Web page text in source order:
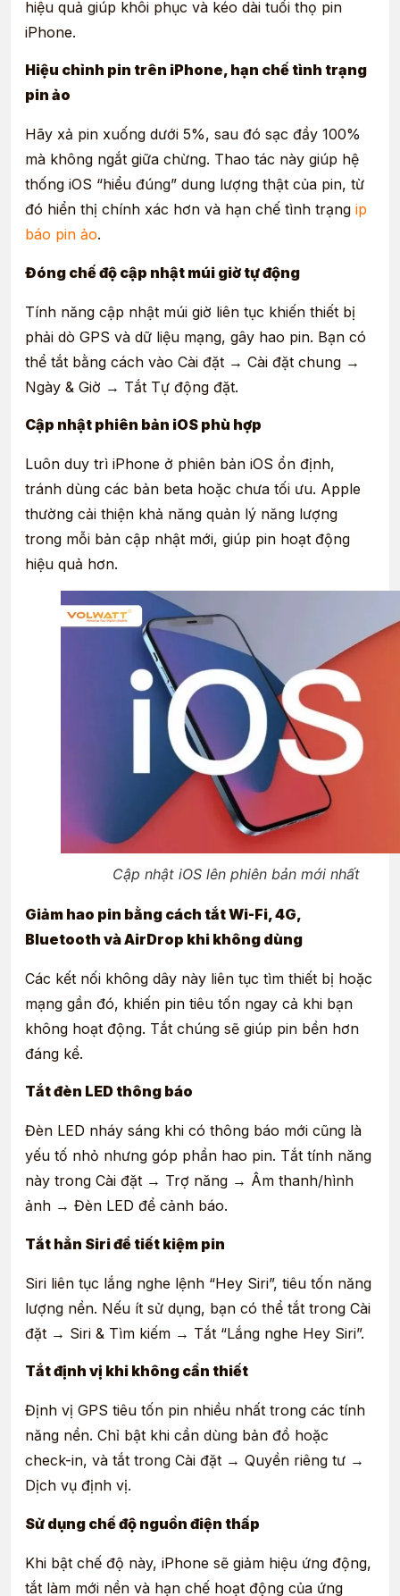
hiệu quả giúp khôi phục và kéo dài tuổi thọ pin
iPhone.
Hiệu chỉnh pin trên iPhone, hạn chế tình trạng
pin ảo
Hãy xả pin xuống dưới 5%, sau đó sạc đầy 100%
mà không ngắt giữa chừng. Thao tác này giúp hệ
thống iOS “hiểu đúng” dung lượng thật của pin, từ
đó hiển thị chính xác hơn và hạn chế tình trạng ip
báo pin ảo.
Đóng chế độ cập nhật múi giờ tự động
Tính năng cập nhật múi giờ liên tục khiến thiết bị
phải dò GPS và dữ liệu mạng, gây hao pin. Bạn có
thể tắt bằng cách vào Cài đặt → Cài đặt chung →
Ngày & Giờ → Tắt Tự động đặt.
Cập nhật phiên bản iOS phù hợp
Luôn duy trì iPhone ở phiên bản iOS ổn định,
tránh dùng các bản beta hoặc chưa tối ưu. Apple
thường cải thiện khả năng quản lý năng lượng
trong mỗi bản cập nhật mới, giúp pin hoạt động
hiệu quả hơn.
Cập nhật iOS lên phiên bản mới nhất
Giảm hao pin bằng cách tắt Wi-Fi, 4G,
Bluetooth và AirDrop khi không dùng
Các kết nối không dây này liên tục tìm thiết bị hoặc
mạng gần đó, khiến pin tiêu tốn ngay cả khi bạn
không hoạt động. Tắt chúng sẽ giúp pin bền hơn
đáng kể.
Tắt đèn LED thông báo
Đèn LED nháy sáng khi có thông báo mới cũng là
yếu tố nhỏ nhưng góp phần hao pin. Tắt tính năng
này trong Cài đặt → Trợ năng → Âm thanh/hình
ảnh → Đèn LED để cảnh báo.
Tắt hẳn Siri để tiết kiệm pin
Siri liên tục lắng nghe lệnh “Hey Siri”, tiêu tốn năng
lượng nền. Nếu ít sử dụng, bạn có thể tắt trong Cài
đặt → Siri & Tìm kiếm → Tắt “Lắng nghe Hey Siri”.
Tắt định vị khi không cần thiết
Định vị GPS tiêu tốn pin nhiều nhất trong các tính
năng nền. Chỉ bật khi cần dùng bản đồ hoặc
check-in, và tắt trong Cài đặt → Quyền riêng tư →
Dịch vụ định vị.
Sử dụng chế độ nguồn điện thấp
Khi bật chế độ này, iPhone sẽ giảm hiệu ứng động,
tắt làm mới nền và hạn chế hoạt động của ứng